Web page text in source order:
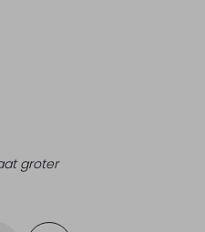
groter